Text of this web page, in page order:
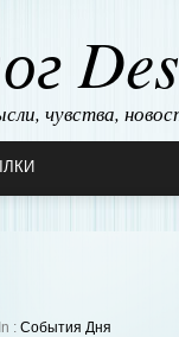
чувства,
: События Дня